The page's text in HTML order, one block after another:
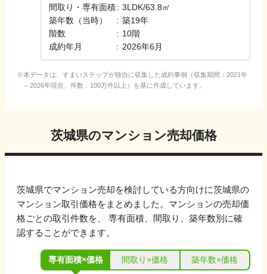
間取り・専有面積: 3LDK/63.8㎡
築年数（当時）
: 築19年
階数
: 10階
成約年月
: 2026年6月
本データは、すまいステップが独自に収集した成約事例（収集期間：2021年
～2026年現在、件数：100万件以上）を基に作成しています。
茨城県のマンション売却価格
茨城県でマンション売却を検討している方向けに茨城県の
マンション取引価格をまとめました。マンションの売却価
格ごとの取引件数を、 専有面積、間取り、築年数別に確
認することができます。
専有面積×価格 間取り×価格 築年数×価格